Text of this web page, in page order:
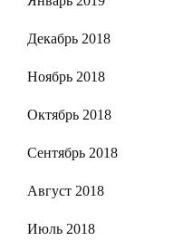
Декабрь 2018
Ноябрь 2018
Октябрь 2018
Сентябрь 2018
Август 2018
Июль 2018